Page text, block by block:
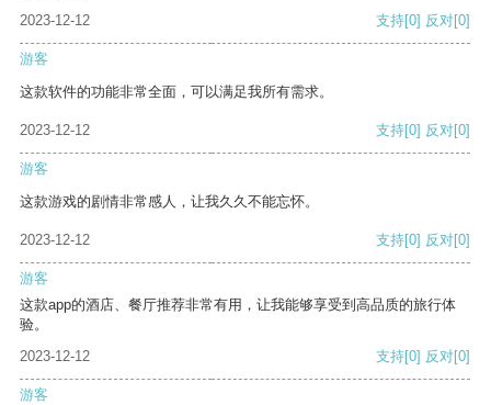
2023-12-12
支持[0] 反对[0]
游客
这款软件的功能非常全面，可以满足我所有需求。
2023-12-12 支持[0] 反对[0]
游客
这款游戏的剧情非常感人，让我久久不能忘怀。
2023-12-12 支持[0] 反对[0]
游客
这款app的酒店、餐厅推荐非常有用，让我能够享受到高品质的旅行体
验。
2023-12-12
支持[0] 反对[0]
游客